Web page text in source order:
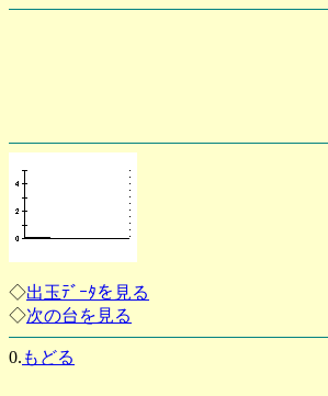
◇出玉ﾃﾞｰﾀを見る
◇次の台を見る
0. もどる